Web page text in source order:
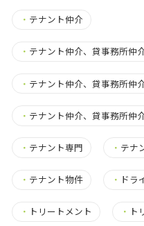
・ テナント仲介
・ テナント仲介、貸事務所仲
・ テナント仲介、貸事務所仲
・ テナント仲介、貸事務所仲
・ テナント専門 ・ テナ
・ テナント物件 ・ ドラ
・ トリートメント ・ ト